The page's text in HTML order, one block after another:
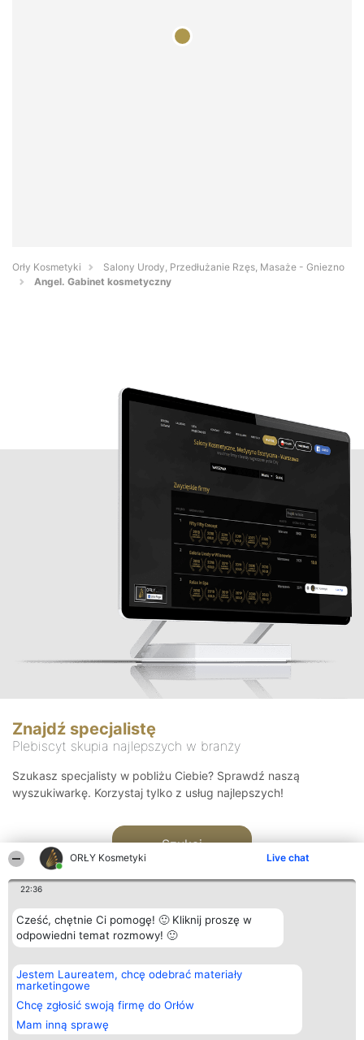
ORŁY Kosmetyki Live chat
22:36
Cześć, chętnie Ci pomogę! 🙂 Kliknij proszę w
odpowiedni temat rozmowy! 🙂
Jestem Laureatem, chcę odebrać materiały
marketingowe
Chcę zgłosić swoją firmę do Orłów
Mam inną sprawę
Orły Kosmetyki
Salony Urody, Przedłużanie Rzęs, Masaże - Gniezno
Angel. Gabinet kosmetyczny
Znajdź specjalistę
Plebiscyt skupia najlepszych w branży
Szukasz specjalisty w pobliżu Ciebie? Sprawdź naszą
wyszukiwarkę. Korzystaj tylko z usług najlepszych!
Szukaj
Organizator plebiscytu
Bright Side Solutions sp. z o.
o. sp. k.
ul. Ruska 22
Wrocław 50-079
KRS 0000749100 | Regon
381313360 | NIP 8943132676
Plebiscyt
Laureaci
wszystkich
Laureatów
Regulamin
Blog
Articles
Kontakt